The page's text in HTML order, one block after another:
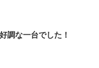
調な一台でした！